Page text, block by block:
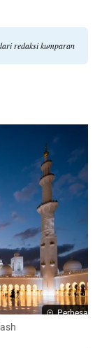
redaksi kumparan
Perbesar